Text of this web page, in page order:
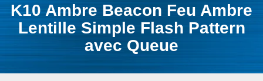
K10 Ambre Beacon Feu Ambre
Lentille Simple Flash Pattern
avec Queue